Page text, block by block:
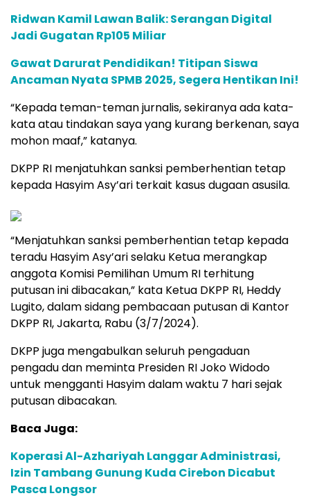
Ridwan Kamil Lawan Balik: Serangan Digital
Jadi Gugatan Rp105 Miliar
Gawat Darurat Pendidikan! Titipan Siswa
Ancaman Nyata SPMB 2025, Segera Hentikan Ini!
“Kepada teman-teman jurnalis, sekiranya ada kata-
kata atau tindakan saya yang kurang berkenan, saya
mohon maaf,” katanya.
DKPP RI menjatuhkan sanksi pemberhentian tetap
kepada Hasyim Asy’ari terkait kasus dugaan asusila.
“Menjatuhkan sanksi pemberhentian tetap kepada
teradu Hasyim Asy’ari selaku Ketua merangkap
anggota Komisi Pemilihan Umum RI terhitung
putusan ini dibacakan,” kata Ketua DKPP RI, Heddy
Lugito, dalam sidang pembacaan putusan di Kantor
DKPP RI, Jakarta, Rabu (3/7/2024).
DKPP juga mengabulkan seluruh pengaduan
pengadu dan meminta Presiden RI Joko Widodo
untuk mengganti Hasyim dalam waktu 7 hari sejak
putusan dibacakan.
Baca Juga:
Koperasi Al-Azhariyah Langgar Administrasi,
Izin Tambang Gunung Kuda Cirebon Dicabut
Pasca Longsor